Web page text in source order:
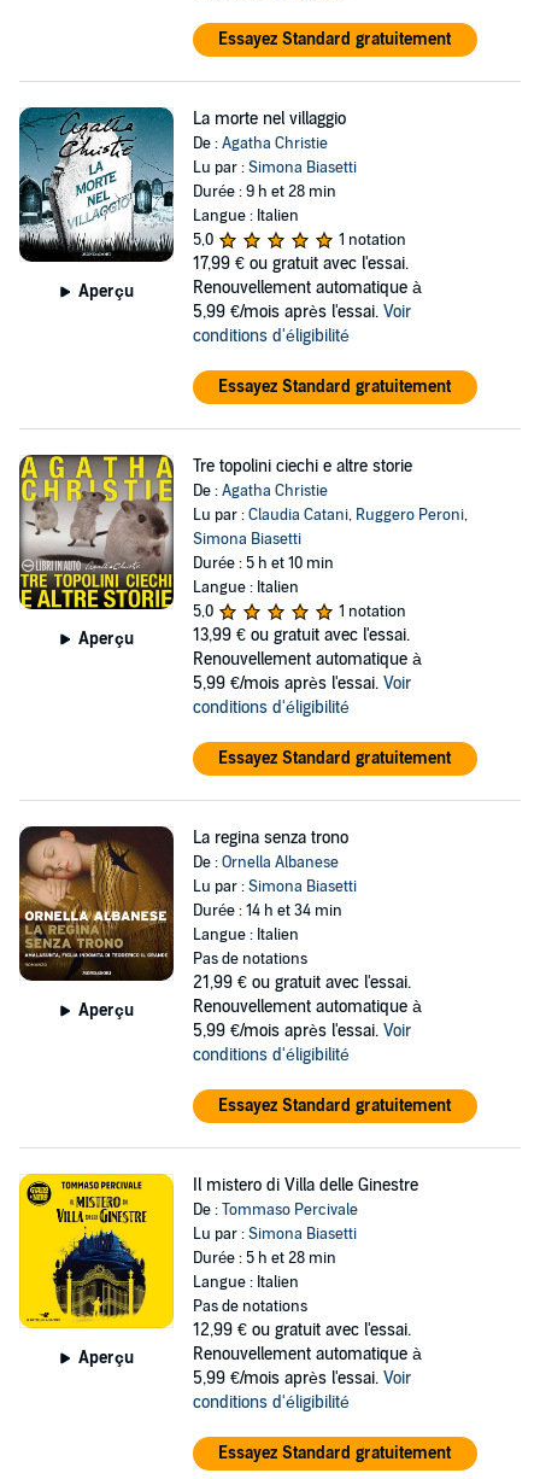
Essayez Standard gratuitement
Aperçu
La morte nel villaggio
De :Agatha Christie
Lu par :Simona Biasetti
Durée : 9 h et 28 min
Langue : Italien
5,0
1 notation
17,99 € ou gratuit avec l'essai.
Renouvellement automatique à
5,99 €/mois après l'essai. Voir
conditions d'éligibilité
Essayez Standard gratuitement
Aperçu
Tre topolini ciechi e altre storie
De :Agatha Christie
Lu par :Claudia Catani, Ruggero Peroni,
Simona Biasetti
Durée : 5 h et 10 min
Langue : Italien
5,0
1 notation
13,99 € ou gratuit avec l'essai.
Renouvellement automatique à
5,99 €/mois après l'essai. Voir
conditions d'éligibilité
Essayez Standard gratuitement
Aperçu
La regina senza trono
De :Ornella Albanese
Lu par :Simona Biasetti
Durée : 14 h et 34 min
Langue : Italien
Pas de notations
21,99 € ou gratuit avec l'essai.
Renouvellement automatique à
5,99 €/mois après l'essai. Voir
conditions d'éligibilité
Essayez Standard gratuitement
Aperçu
Il mistero di Villa delle Ginestre
De :Tommaso Percivale
Lu par :Simona Biasetti
Durée : 5 h et 28 min
Langue : Italien
Pas de notations
12,99 € ou gratuit avec l'essai.
Renouvellement automatique à
5,99 €/mois après l'essai. Voir
conditions d'éligibilité
Essayez Standard gratuitement